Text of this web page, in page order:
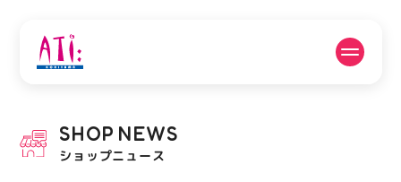
PICK UP NEWS
ピックアップニュース
SHOP NEWS
ショップニュース